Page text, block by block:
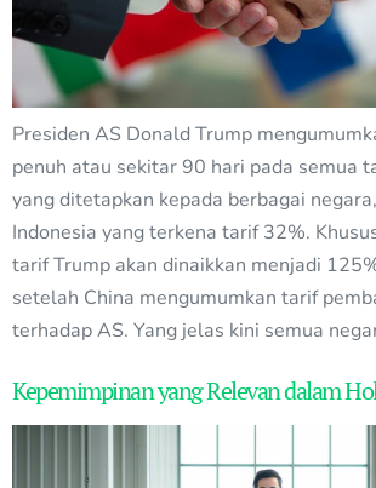
Presiden AS Donald Trump
penuh atau sekitar 90 hari pada semua
yang ditetapkan kepada berbagai
Indonesia yang terkena tarif 32%.
tarif Trump akan dinaikkan menjadi
setelah China mengumumkan tarif
terhadap AS. Yang jelas kini semua
Kepemimpinan yang Relevan dalam